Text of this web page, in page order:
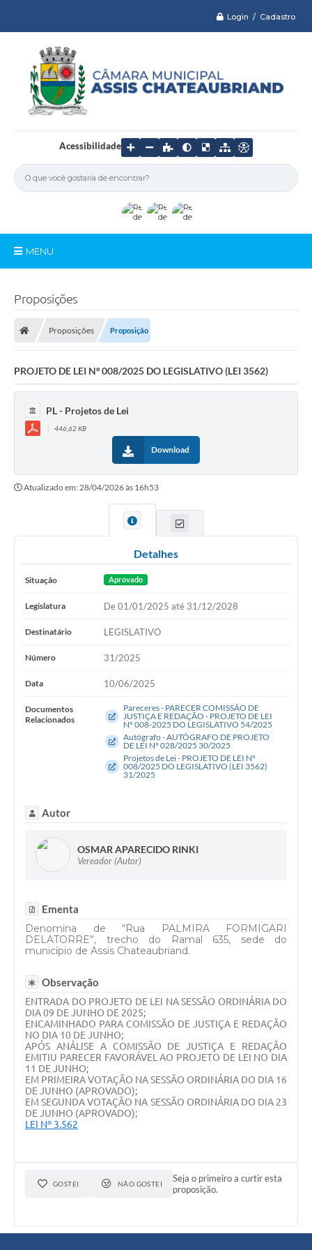
Login / Cadastro
Acessibilidade
MENU
Legislação
Lei de Acesso à Informação
LGPD - Política de Privacidade
Diários Oficial
Arquivos para Download
Agenda
WebMail
FAQ / Perguntas e Respostas Frequentes
Proposições
Proposições Proposição
PROJETO DE LEI Nº 008/2025 DO LEGISLATIVO (LEI 3562)
PL - Projetos de Lei
446,62 KB
Download
Atualizado em: 28/04/2026 às 16h53
Detalhes
Situação Aprovado
Legislatura De 01/01/2025 até 31/12/2028
Destinatário LEGISLATIVO
Número 31/2025
Data 10/06/2025
Documentos
Relacionados
Pareceres - PARECER COMISSÃO DE
JUSTIÇA E REDAÇÃO - PROJETO DE LEI
Nº 008-2025 DO LEGISLATIVO 54/2025
Autógrafo - AUTÓGRAFO DE PROJETO
DE LEI Nº 028/2025 30/2025
Projetos de Lei - PROJETO DE LEI Nº
008/2025 DO LEGISLATIVO (LEI 3562)
31/2025
Autor
OSMAR APARECIDO RINKI
Vereador (Autor)
Ementa
Denomina de “Rua PALMIRA FORMIGARI
DELATORRE”, trecho do Ramal 635, sede do
município de Assis Chateaubriand.
Observação
ENTRADA DO PROJETO DE LEI NA SESSÃO ORDINÁRIA DO
DIA 09 DE JUNHO DE 2025;
ENCAMINHADO PARA COMISSÃO DE JUSTIÇA E REDAÇÃO
NO DIA 10 DE JUNHO;
APÓS ANÁLISE A COMISSÃO DE JUSTIÇA E REDAÇÃO
EMITIU PARECER FAVORÁVEL AO PROJETO DE LEI NO DIA
11 DE JUNHO;
EM PRIMEIRA VOTAÇÃO NA SESSÃO ORDINÁRIA DO DIA 16
DE JUNHO (APROVADO);
EM SEGUNDA VOTAÇÃO NA SESSÃO ORDINÁRIA DO DIA 23
DE JUNHO (APROVADO);
LEI Nº 3.562
GOSTEI NÃO GOSTEI
Seja o primeiro a curtir esta
proposição.